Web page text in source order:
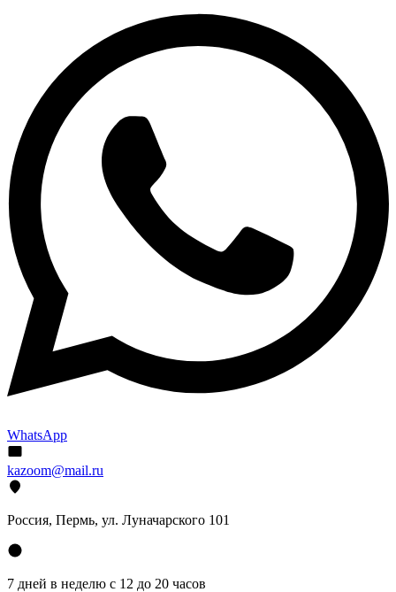
WhatsApp
kazoom@mail.ru
Россия, Пермь, ул. Луначарского 101
7 дней в неделю с 12 до 20 часов